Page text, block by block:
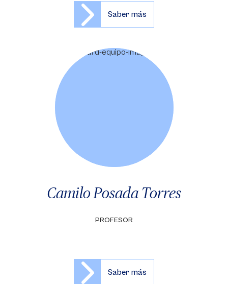
Saber más
Camilo Posada Torres
PROFESOR
Saber más